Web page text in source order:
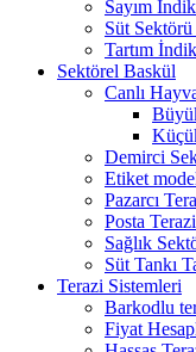
Sayım
Süt
Tartım
Sektörel Baskül
Canlı
Demirci
Etiket
Pazarcı
Posta
Sağlık
Süt Tankı
Terazi Sistemleri
Barkodlu
Fiyat